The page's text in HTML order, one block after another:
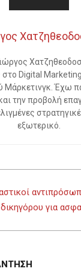
στο Digital
Μάρκετινγκ. Έχω
την προβολή
εξωτερικό.
για